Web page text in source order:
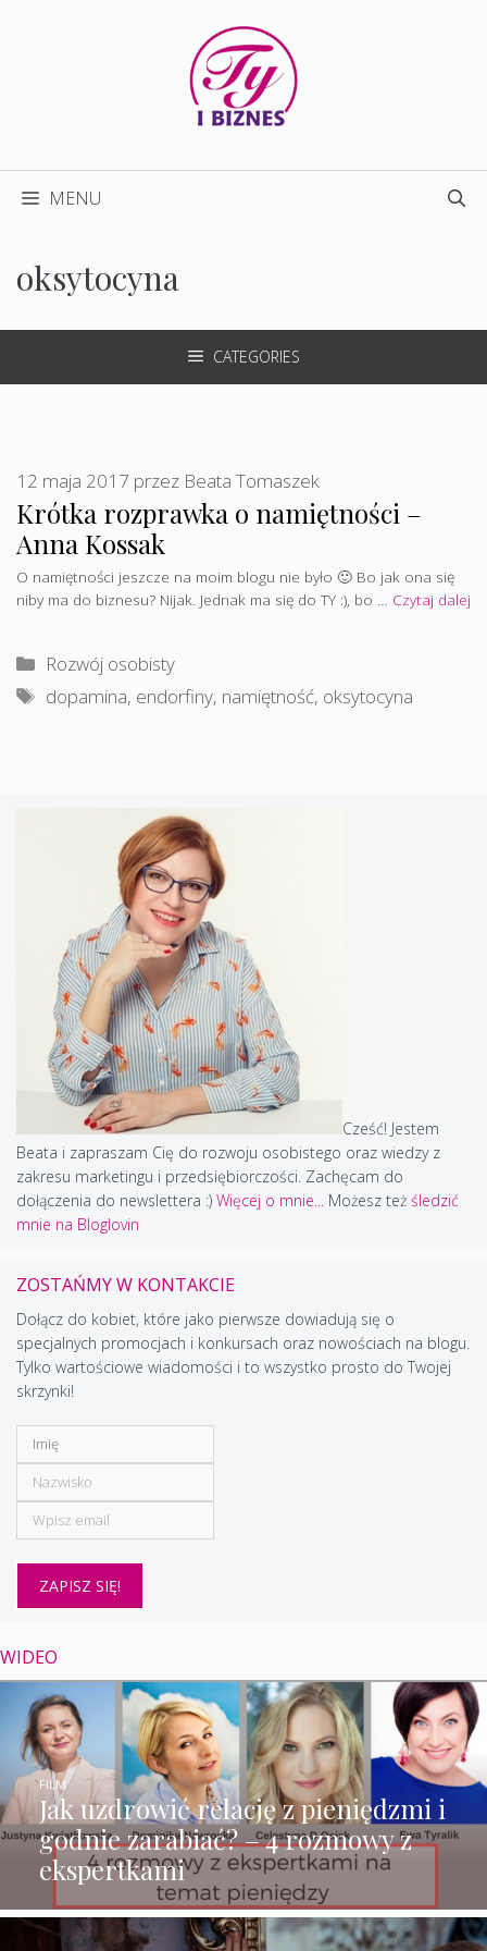
MENU
oksytocyna
CATEGORIES
Krótka rozprawka o namiętności –
Anna Kossak
12 maja 2017 przez Beata Tomaszek
O namiętności jeszcze na moim blogu nie było 🙂 Bo jak ona się
niby ma do biznesu? Nijak. Jednak ma się do TY :), bo … Czytaj dalej
Kategorie
Rozwój osobisty
Tagi
dopamina, endorfiny, namiętność, oksytocyna
Cześć! Jestem
Beata i zapraszam Cię do rozwoju osobistego oraz wiedzy z
zakresu marketingu i przedsiębiorczości. Zachęcam do
dołączenia do newslettera :) Więcej o mnie... Możesz też śledzić
mnie na Bloglovin
ZOSTAŃMY W KONTAKCIE
Dołącz do kobiet, które jako pierwsze dowiadują się o
specjalnych promocjach i konkursach oraz nowościach na blogu.
Tylko wartościowe wiadomości i to wszystko prosto do Twojej
skrzynki!
WIDEO
Jak uzdrowić relację z pieniędzmi i
godnie zarabiać? – 4 rozmowy z
ekspertkami
FILM